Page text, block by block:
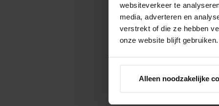
websiteverkeer te
media, adverteren en
verstrekt of die ze hebben
onze website blijft gebruiken.
Alleen noodzakelijke
Wat zijn
Houten